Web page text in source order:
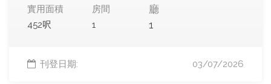
實用面積
452呎
房間
1
廳
1
刊登日期: 03/07/2026